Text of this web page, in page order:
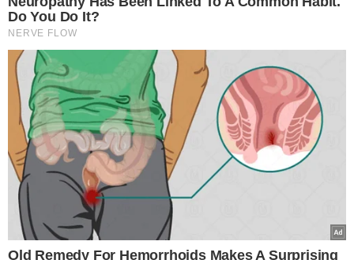
VOTAÇÕES!
Alepi aprova reajuste do
magistério estadual e viagem
oficial de Rafael Fonteles
LEI SANCIONADA
Governador Rafael Fonteles
sanciona lei de proteção
animal no Piauí